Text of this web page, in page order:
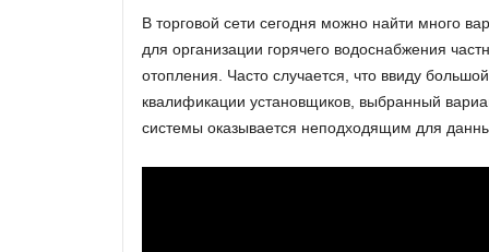
В торговой сети сегодня можно найти много
для организации горячего водоснабжения
отопления. Часто случается, что ввиду
квалификации установщиков, выбранный
системы оказывается неподходящим для